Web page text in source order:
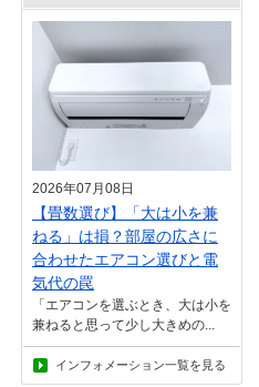
2026年07月08日
【畳数選び】「大は小を兼
ねる」は損？部屋の広さに
合わせたエアコン選びと電
気代の罠
「エアコンを選ぶとき、大は小を
兼ねると思って少し大きめの...
インフォメーション一覧を見る